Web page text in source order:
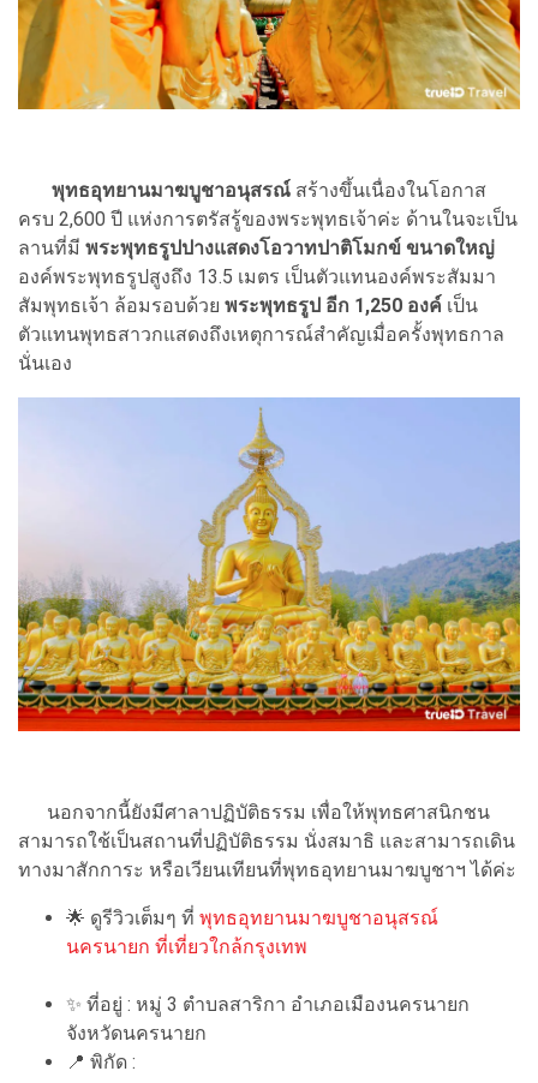
พุทธอุทยานมาฆบูชาอนุสรณ์ สร้างขึ้นเนื่องในโอกาส
ครบ 2,600 ปี แห่งการตรัสรู้ของพระพุทธเจ้าค่ะ ด้านในจะเป็น
ลานที่มี พระพุทธรูปปางแสดงโอวาทปาติโมกข์ ขนาดใหญ่
องค์พระพุทธรูปสูงถึง 13.5 เมตร เป็นตัวแทนองค์พระสัมมา
สัมพุทธเจ้า ล้อมรอบด้วย พระพุทธรูป อีก 1,250 องค์ เป็น
ตัวแทนพุทธสาวกแสดงถึงเหตุการณ์สำคัญเมื่อครั้งพุทธกาล
นั่นเอง
นอกจากนี้ยังมีศาลาปฏิบัติธรรม เพื่อให้พุทธศาสนิกชน
สามารถใช้เป็นสถานที่ปฏิบัติธรรม นั่งสมาธิ และสามารถเดิน
ทางมาสักการะ หรือเวียนเทียนที่พุทธอุทยานมาฆบูชาฯ ได้ค่ะ
🌟 ดูรีวิวเต็มๆ ที่ พุทธอุทยานมาฆบูชาอนุสรณ์
นครนายก ที่เที่ยวใกล้กรุงเทพ
✨ ที่อยู่ : หมู่ 3 ตำบลสาริกา อำเภอเมืองนครนายก
จังหวัดนครนายก
📍 พิกัด :